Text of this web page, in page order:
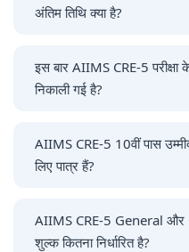
अंतिम तिथि क्या है?
ऑनलाइन आवेदन फॉर्म जमा करने
5:00 बजे तक) है।
इस बार AIIMS CRE-5
निकाली गई है?
विभिन्न एम्स (AIIMS) और
के कुल 1484 पदों पर भर्ती के लिए
AIIMS CRE-5 10वीं पास
लिए पात्र हैं?
हाँ, 10वीं पास उम्मीदवार MTS,
अटेंडेंट और ड्राइवर जैसे विशिष्ट
AIIMS CRE-5 General और
शुल्क कितना निर्धारित है?